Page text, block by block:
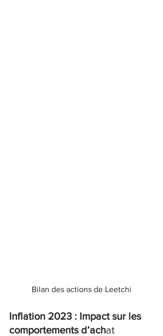
Bilan des actions de Leetchi
Inflation 2023 : Impact sur les
comportements d’achat